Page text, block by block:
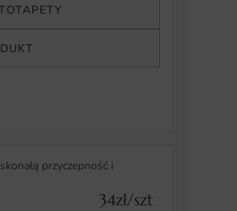
przyczepność i
34zł/szt